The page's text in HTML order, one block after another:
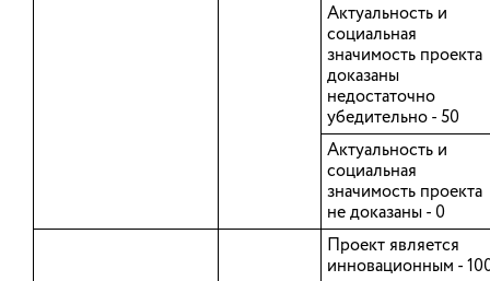
Шуйский
Актуальность и
социальная
значимость проекта
доказаны
недостаточно
убедительно - 50
Актуальность и
социальная
значимость проекта
не доказаны - 0
Проект является
инновационным -